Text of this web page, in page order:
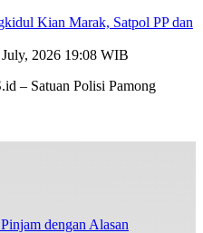
Kian Marak, Satpol PP dan
July, 2026 19:08 WIB
– Satuan Polisi Pamong